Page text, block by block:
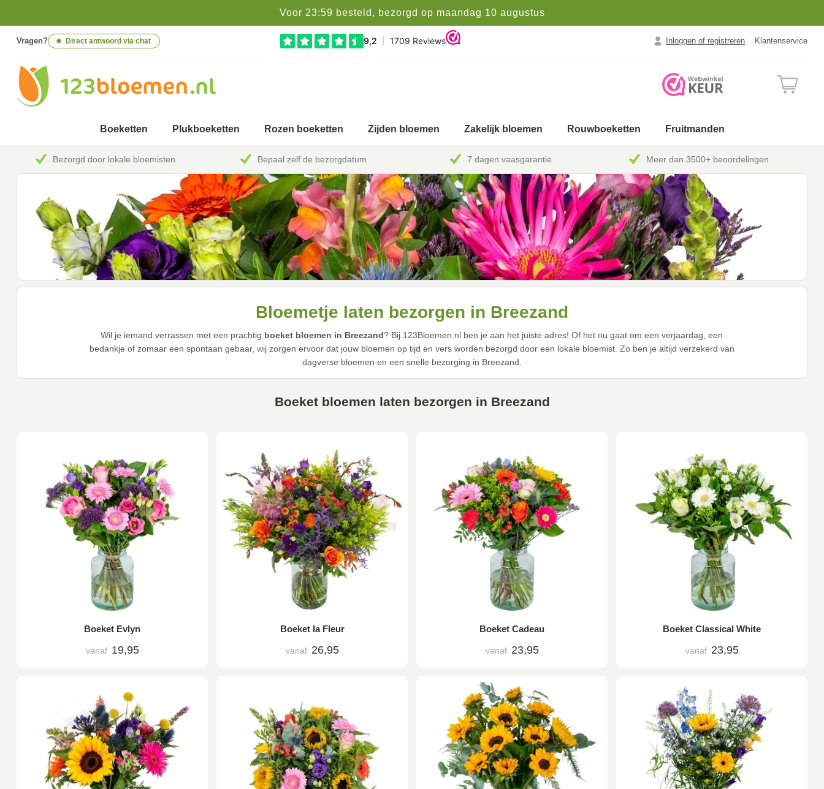
Voor 23:59 besteld, bezorgd op maandag 10 augustus
Vragen? Direct antwoord via chat Inloggen of registreren Klantenservice
Boeketten Plukboeketten Rozen boeketten Zijden bloemen Zakelijk bloemen Rouwboeketten Fruitmanden
Bezorgd door lokale bloemisten Bepaal zelf de bezorgdatum 7 dagen vaasgarantie Meer dan 3500+ beoordelingen
Bloemetje laten bezorgen in Breezand
Wil je iemand verrassen met een prachtig boeket bloemen in Breezand? Bij 123Bloemen.nl ben je aan het juiste adres! Of het nu gaat om een verjaardag, een
bedankje of zomaar een spontaan gebaar, wij zorgen ervoor dat jouw bloemen op tijd en vers worden bezorgd door een lokale bloemist. Zo ben je altijd verzekerd van
dagverse bloemen en een snelle bezorging in Breezand.
Boeket bloemen laten bezorgen in Breezand
Boeket Evlyn
vanaf 19,95
Boeket la Fleur
vanaf 26,95
Boeket Cadeau
vanaf 23,95
Boeket Classical White
vanaf 23,95